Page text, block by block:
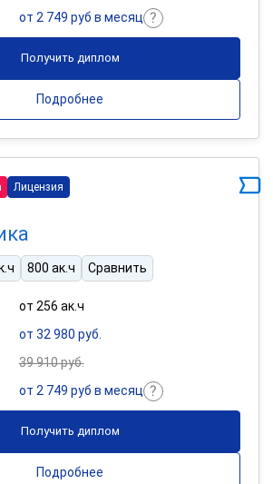
от 2 749 руб в месяц
Получить диплом
Подробнее
Лицензия
800 ак.ч Сравнить
от 256 ак.ч
от 32 980 руб.
39 910 руб.
от 2 749 руб в месяц
Получить диплом
Подробнее